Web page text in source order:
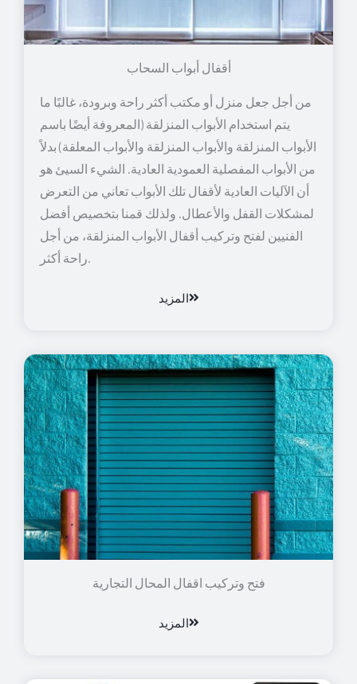
أقفال أبواب السحاب
من أجل جعل منزل أو مكتب أكثر راحة وبرودة، غالبًا ما
يتم استخدام الأبواب المنزلقة (المعروفة أيضًا باسم
الأبواب المنزلقة والأبواب المنزلقة والأبواب المعلقة) بدلاً
من الأبواب المفصلية العمودية العادية. الشيء السيئ هو
أن الآليات العادية لأقفال تلك الأبواب تعاني من التعرض
لمشكلات القفل والأعطال. ولذلك قمنا بتخصيص أفضل
الفنيين لفتح وتركيب أقفال الأبواب المنزلقة، من أجل
راحة أكثر.
المزيد
فتح وتركيب اقفال المحال التجارية
المزيد